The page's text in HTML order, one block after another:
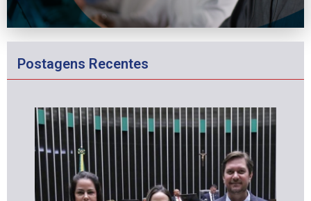
Postagens Recentes